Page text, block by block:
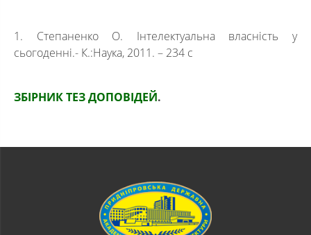
1. Степаненко О. Інтелектуальна власність у
сьогоденні.- К.:Наука, 2011. – 234 с
ЗБІРНИК ТЕЗ ДОПОВІДЕЙ.